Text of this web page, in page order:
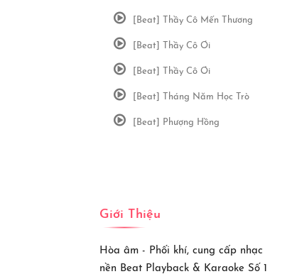
[Beat] Thầy Cô Mến Thương
[Beat] Thầy Cô Ơi
[Beat] Thầy Cô Ơi
[Beat] Tháng Năm Học Trò
[Beat] Phượng Hồng
Giới Thiệu
Hòa âm - Phối khí, cung cấp nhạc
nền Beat Playback & Karaoke Số 1